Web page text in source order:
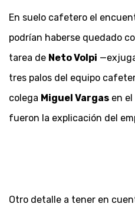
En suelo cafetero el
podrían haberse quedado
tarea de Neto Volpi
tres palos del equipo
colega Miguel Vargas en
fueron la explicación del
Otro detalle a tener en